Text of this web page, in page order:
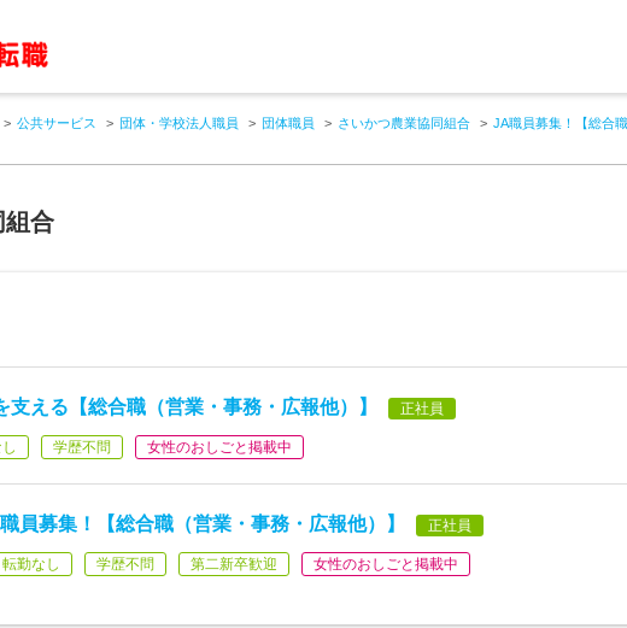
公共サービス 団体・学校法人職員 団体職員 さいかつ農業協同組合
JA職員募集！【総合
組合
える【総合職（営業・事務・広報他）】 正社員
学歴不問 女性のおしごと掲載中
員募集！【総合職（営業・事務・広報他）】 正社員
転勤なし 学歴不問 第二新卒歓迎 女性のおしごと掲載中